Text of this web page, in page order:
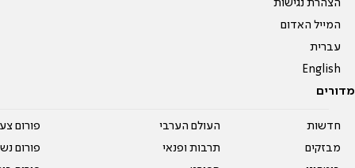
הצהרת נגישות
המייל האדום
עברית
English
מדורים
חדשות
מבזקים
העולם הערבי
תרבות ופנאי
פורום
פורום